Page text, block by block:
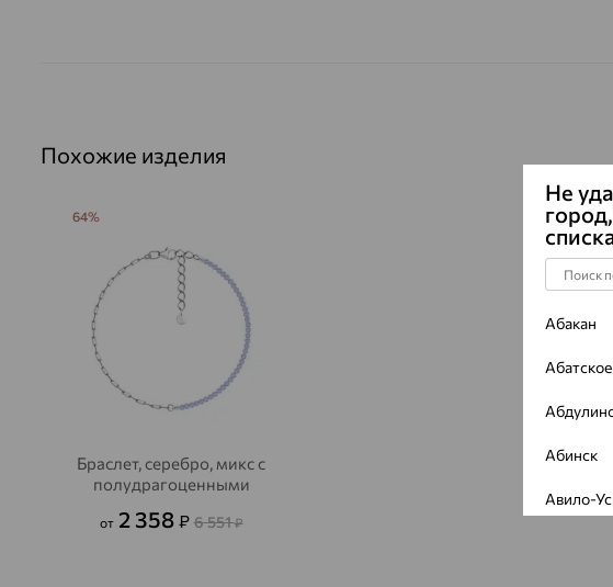
Похожие изделия
Браслет, серебро, микс с
полудрагоценными
от 2 358 ₽ 6 551₽
64%
Не
Абакан
Абатское
Абинск
Авило-